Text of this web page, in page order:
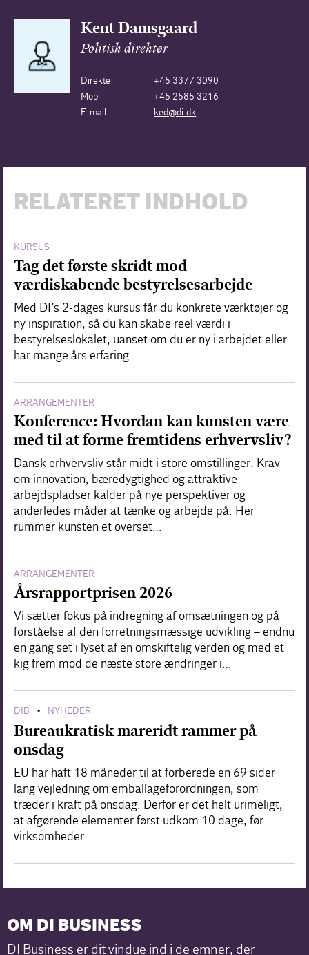
Kent Damsgaard
Politisk direktør
Direkte
+45 3377 3090
Mobil
+45 2585 3216
E-mail
ked@di.dk
RELATERET INDHOLD
KURSUS
Tag det første skridt mod
værdiskabende bestyrelsesarbejde
Med DI’s 2-dages kursus får du konkrete værktøjer og
ny inspiration, så du kan skabe reel værdi i
bestyrelseslokalet, uanset om du er ny i arbejdet eller
har mange års erfaring.
ARRANGEMENTER
Konference: Hvordan kan kunsten være
med til at forme fremtidens erhvervsliv?
Dansk erhvervsliv står midt i store omstillinger. Krav
om innovation, bæredygtighed og attraktive
arbejdspladser kalder på nye perspektiver og
anderledes måder at tænke og arbejde på. Her
rummer kunsten et overset…
ARRANGEMENTER
Årsrapportprisen 2026
Vi sætter fokus på indregning af omsætningen og på
forståelse af den forretningsmæssige udvikling – endnu
en gang set i lyset af en omskiftelig verden og med et
kig frem mod de næste store ændringer i…
DIB • NYHEDER
Bureaukratisk mareridt rammer på
onsdag
EU har haft 18 måneder til at forberede en 69 sider
lang vejledning om emballageforordningen, som
træder i kraft på onsdag. Derfor er det helt urimeligt,
at afgørende elementer først udkom 10 dage, før
virksomheder…
OM DI BUSINESS
DI Business er dit vindue ind i de emner, der